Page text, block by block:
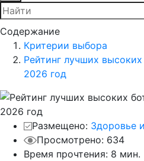
Содержание
Критерии выбора
Рейтинг лучших
2026 год
Размещено: Здоровье
Просмотрено: 634
Время прочтения: 8 мин.